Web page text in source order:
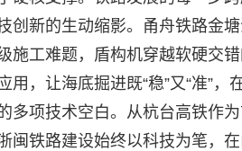
创新的生动缩影。甬舟铁路金
施工难题，盾构机穿越软硬交
用，让海底掘进既“稳”又“准”
多项技术空白。从杭台高铁作
闽铁路建设始终以科技为笔，